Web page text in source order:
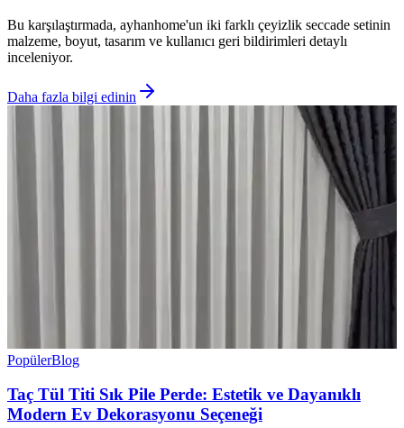
Bu karşılaştırmada, ayhanhome'un iki farklı çeyizlik seccade setinin
malzeme, boyut, tasarım ve kullanıcı geri bildirimleri detaylı
inceleniyor.
Daha fazla bilgi edinin
PopülerBlog
Taç Tül Titi Sık Pile Perde: Estetik ve Dayanıklı
Modern Ev Dekorasyonu Seçeneği